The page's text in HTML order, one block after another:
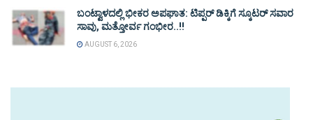
ಬಂಟ್ವಾಳದಲ್ಲಿ ಭೀಕರ ಅಪಘಾತ: ಟಿಪ್ಪರ್ ಡಿಕ್ಕಿಗೆ ಸ್ಕೂಟರ್ ಸವಾರ
ಸಾವು, ಮತ್ತೋರ್ವ ಗಂಭೀರ..!!
AUGUST 6, 2026